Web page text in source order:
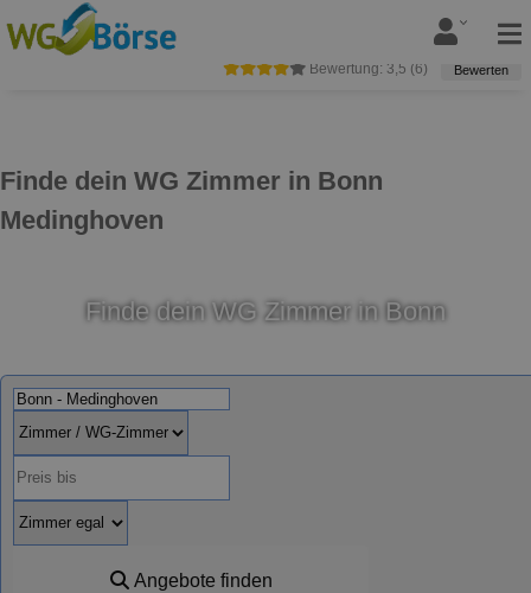
Finde dein WG Zimmer in Bonn
Medinghoven
Bewertung: 3,5 (6) Bewerten
Finde dein WG Zimmer in Bonn
Angebote finden